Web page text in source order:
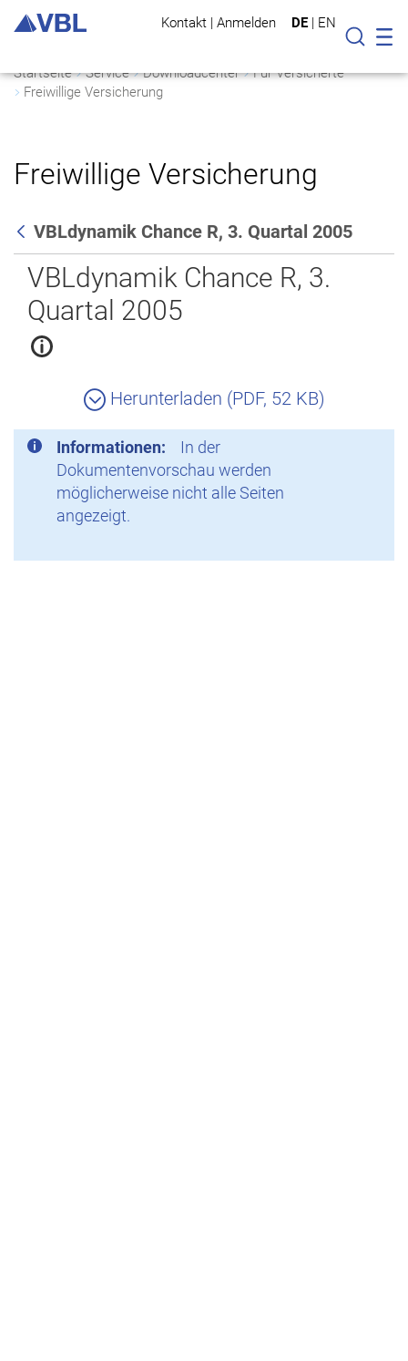
Kontakt | Anmelden DE | EN
Suche
Startseite Service Downloadcenter
Für Versicherte
Freiwillige Versicherung
Freiwillige Versicherung
Zurück
VBLdynamik Chance R, 3. Quartal 2005
VBLdynamik Chance R, 3.
Quartal 2005
Herunterladen (PDF, 52 KB)
Informationen:
In der
Dokumentenvorschau werden
möglicherweise nicht alle Seiten
angezeigt.